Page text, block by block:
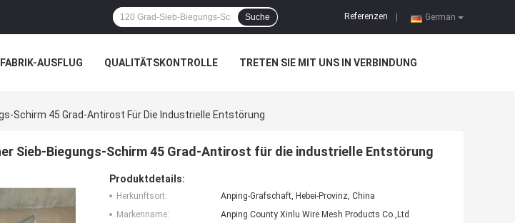
German
Referenzen
Suche
FABRIK-AUSFLUG QUALITÄTSKONTROLLE TRETEN SIE MIT UNS IN VERBINDUNG
Schirm 45 Grad-Antirost Für Die Industrielle Entstörung
Sieb-Biegungs-Schirm 45 Grad-Antirost für die industrielle Entstörung
Produktdetails:
Herkunftsort:
Anping-Grafschaft, Hebei-Provinz, China
Markenname:
Anping County Xinlu Wire Mesh Products Co.,Ltd